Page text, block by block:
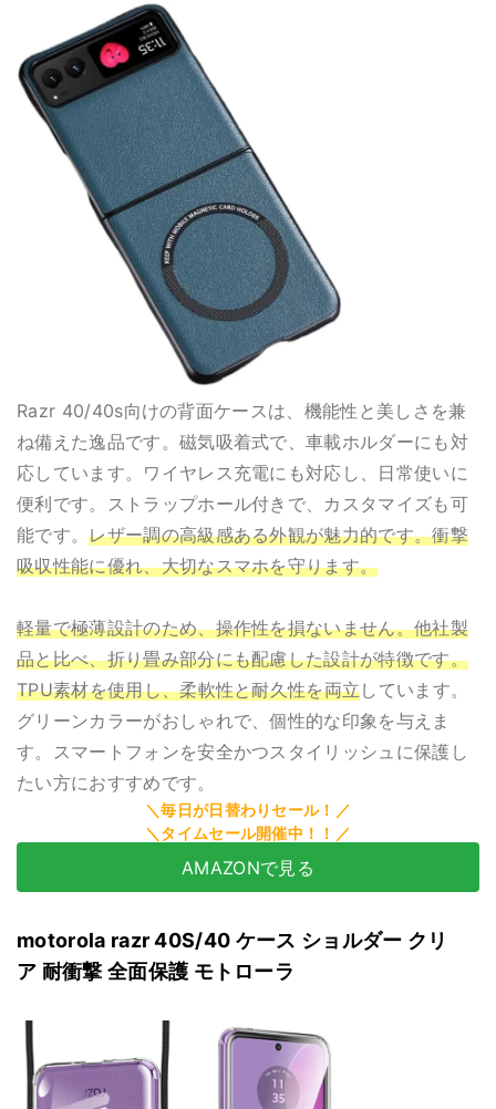
Razr 40/40s向けの背面ケースは、機能性と美しさを兼
ね備えた逸品です。磁気吸着式で、車載ホルダーにも対
応しています。ワイヤレス充電にも対応し、日常使いに
便利です。ストラップホール付きで、カスタマイズも可
能です。レザー調の高級感ある外観が魅力的です。衝撃
吸収性能に優れ、大切なスマホを守ります。
軽量で極薄設計のため、操作性を損ないません。他社製
品と比べ、折り畳み部分にも配慮した設計が特徴です。
TPU素材を使用し、柔軟性と耐久性を両立しています。
グリーンカラーがおしゃれで、個性的な印象を与えま
す。スマートフォンを安全かつスタイリッシュに保護し
たい方におすすめです。
AMAZONで見る
motorola razr 40S/40 ケース ショルダー クリ
ア 耐衝撃 全面保護 モトローラ